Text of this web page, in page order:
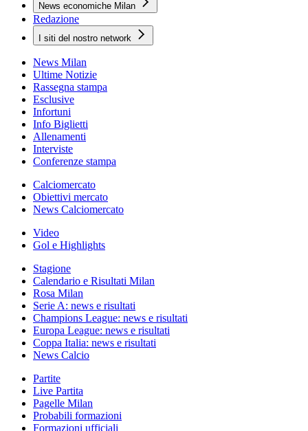
News economiche Milan
Redazione
I siti del nostro network
News Milan
Ultime Notizie
Rassegna stampa
Esclusive
Infortuni
Info Biglietti
Allenamenti
Interviste
Conferenze stampa
Calciomercato
Obiettivi mercato
News Calciomercato
Video
Gol e Highlights
Stagione
Calendario e Risultati Milan
Rosa Milan
Serie A: news e risultati
Champions League: news e risultati
Europa League: news e risultati
Coppa Italia: news e risultati
News Calcio
Partite
Live Partita
Pagelle Milan
Probabili formazioni
Formazioni ufficiali